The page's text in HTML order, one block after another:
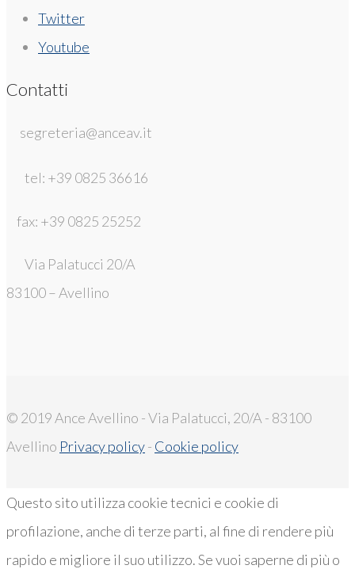
Twitter
Youtube
Contatti
segreteria@anceav.it
tel: +39 0825 36616
fax: +39 0825 25252
Via Palatucci 20/A
83100 – Avellino
© 2019 Ance Avellino - Via Palatucci, 20/A - 83100
Avellino Privacy policy- Cookie policy
Questo sito utilizza cookie tecnici e cookie di
profilazione, anche di terze parti, al fine di rendere più
rapido e migliore il suo utilizzo. Se vuoi saperne di più o